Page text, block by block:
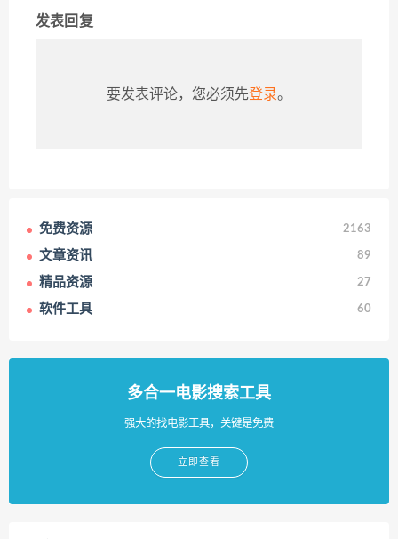
发表回复
要发表评论，您必须先登录。
免费资源 2163
文章资讯 89
精品资源 27
软件工具 60
多合一电影搜索工具
强大的找电影工具，关键是免费
立即查看